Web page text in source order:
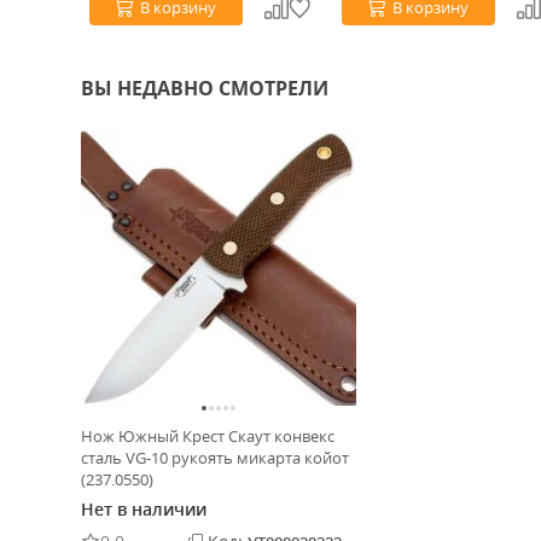
В корзину
В корзину
ВЫ НЕДАВНО СМОТРЕЛИ
Нож Южный Крест Скаут конвекс
сталь VG-10 рукоять микарта койот
(237.0550)
Нет в наличии